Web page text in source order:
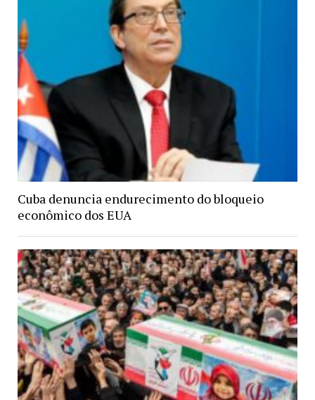
Cuba denuncia endurecimento do bloqueio
econômico dos EUA